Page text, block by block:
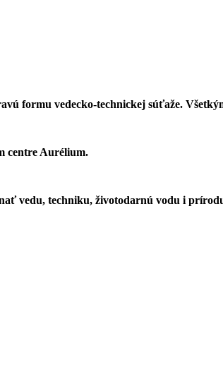
formu vedecko-technickej súťaže.
centre Aurélium.
vedu, techniku, životodarnú vodu i